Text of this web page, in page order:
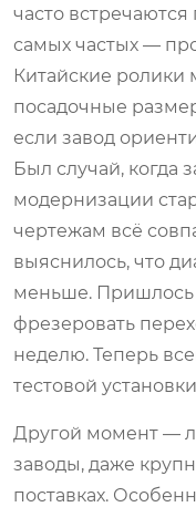
часто
самых частых —
Китайские ролики
посадочные
если завод
Был случай, когда
модернизации
чертежам всё
выяснилось, что
меньше. Пришлось
фрезеровать
неделю. Теперь
тестовой
Другой момент —
заводы, даже
поставках.